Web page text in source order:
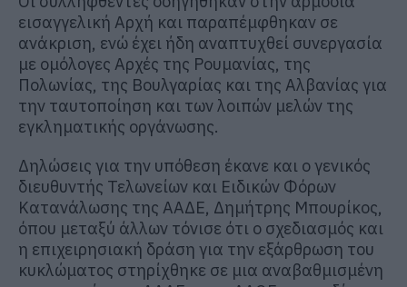
εισαγγελική Αρχή και παραπέμφθηκαν σε
ανάκριση, ενώ έχει ήδη αναπτυχθεί συνεργασία
με ομόλογες Αρχές της Ρουμανίας, της
Πολωνίας, της Βουλγαρίας και της Αλβανίας για
την ταυτοποίηση και των λοιπών μελών της
εγκληματικής οργάνωσης.
Δηλώσεις για την υπόθεση έκανε και ο γενικός
διευθυντής Τελωνείων και Ειδικών Φόρων
Κατανάλωσης της ΑΑΔΕ, Δημήτρης Μπουρίκος,
όπου μεταξύ άλλων τόνισε ότι ο σχεδιασμός και
η επιχειρησιακή δράση για την εξάρθρωση του
κυκλώματος στηρίχθηκε σε μια αναβαθμισμένη